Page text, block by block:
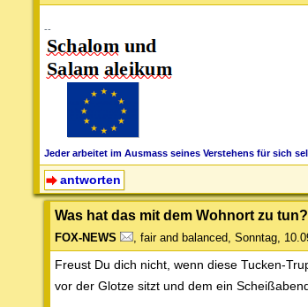
--
Jeder arbeitet im Ausmass seines Verstehens für sich
antworten
Was hat das mit dem Wohnort zu tun?
FOX-NEWS fair and balanced Sonntag,
Freust Du dich nicht, wenn diese Tucken-
vor der Glotze sitzt und dem ein